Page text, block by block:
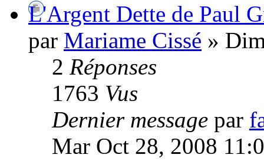
L'Argent Dette de Paul
par Mariame Cissé »
2 Réponses
1763 Vus
Dernier message par
Mar Oct 28, 2008